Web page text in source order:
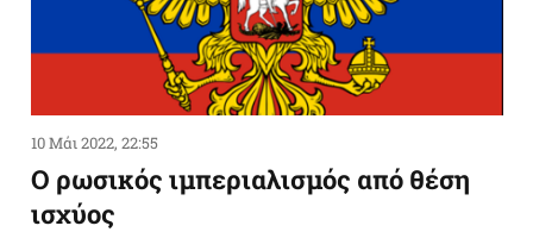
10 Μάι 2022, 22:55
Ο ρωσικός ιμπεριαλισμός από θέση
ισχύος